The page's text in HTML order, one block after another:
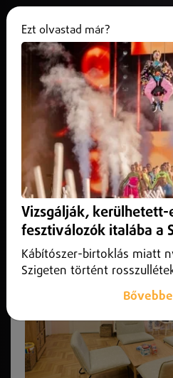
Új fejlesztő
debreceni
2026. június 07. Debrecen
Új fejlesztő játszószobával
rehabilitációs részlege.
Ezt olvastad már?
Vizsgálják, kerülhetett-
fesztiválozók italába a
Kábítószer-birtoklás miatt
Szigeten történt